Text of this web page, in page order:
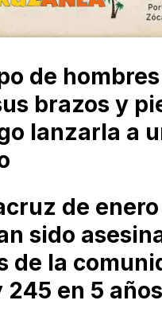
de
brazos y
lanzarla a
de enero
sido
de la
245 en 5 años